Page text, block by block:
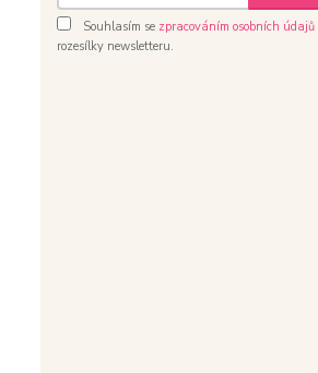
Souhlasím se zpracováním osobních údajů
rozesílky newsletteru.